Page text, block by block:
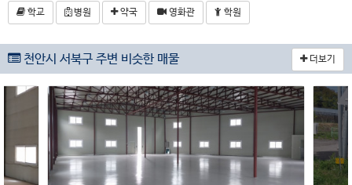
학교 병원 약국 영화관 학원
더보기
천안시 서북구 주변 비슷한 매물